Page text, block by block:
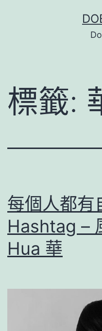
容標籤:
每個人都有
Hashtag –
Hua 華